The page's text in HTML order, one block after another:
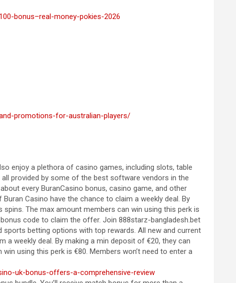
bonus–real-money-pokies-2026
promotions-for-australian-players/
enjoy a plethora of casino games, including slots, table
provided by some of the best software vendors in the
every BuranCasino bonus, casino game, and other
Casino have the chance to claim a weekly deal. By
The max amount members can win using this perk is
code to claim the offer. Join 888starz-bangladesh.bet
betting options with top rewards. All new and current
a weekly deal. By making a min deposit of €20, they can
using this perk is €80. Members won’t need to enter a
uk-bonus-offers-a-comprehensive-review